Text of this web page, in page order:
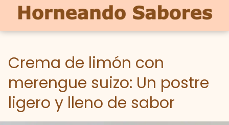
Crema de limón con
merengue suizo: Un postre
ligero y lleno de sabor